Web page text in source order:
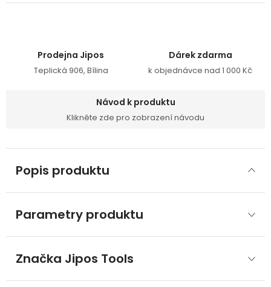
Prodejna Jipos
Teplická 906, Bílina
Dárek zdarma
k objednávce nad 1 000 Kč
Návod k produktu
Klikněte zde pro zobrazení návodu
Popis produktu
Parametry produktu
Značka Jipos Tools